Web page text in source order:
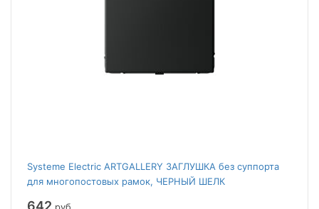
Systeme Electric ARTGALLERY ЗАГЛУШКА без суппорта
для многопостовых рамок, ЧЕРНЫЙ ШЕЛК
642